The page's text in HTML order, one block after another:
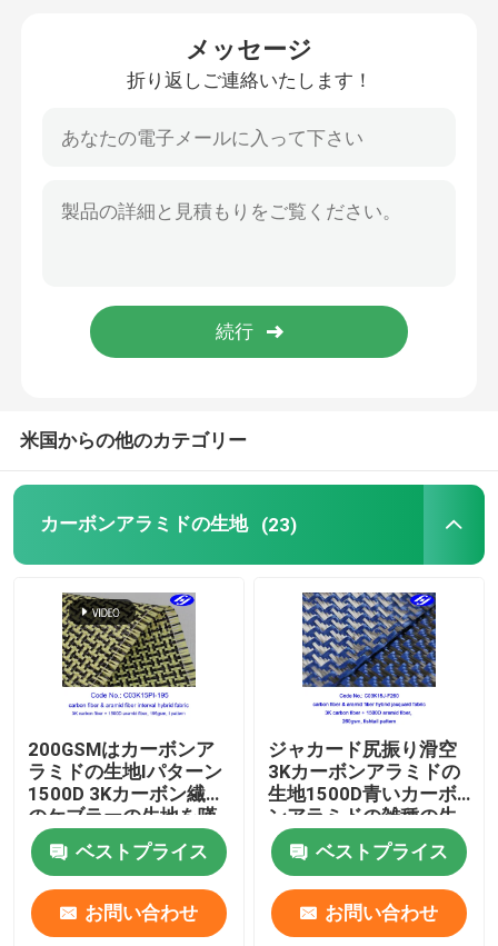
カーボン繊維の生地
アラミド 繊維の生地
UHMWPEの生地
抵抗力がある生地を切って下さい
カーボン複合材料
工業用フェルトロール
メッセージ
折り返しご連絡いたします！
米国からの他のカテゴリー
カーボンアラミドの生地 (23)
200GSMはカーボンア
ラミドの生地Iパターン
1500D 3Kカーボン繊維
のケブラーの生地を嘆
きます
ベストプライス
お問い合わせ
ジャカード尻振り滑空
3Kカーボンアラミドの
生地1500D青いカーボ
ンアラミドの雑種の生
地
ベストプライス
お問い合わせ